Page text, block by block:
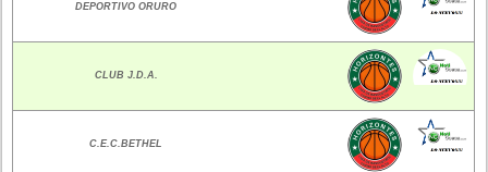
DEPORTIVO ORURO
CLUB J.D.A.
C.E.C.BETHEL